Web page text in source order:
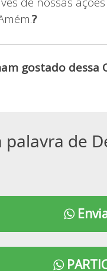
?
gostado dessa
palavra de